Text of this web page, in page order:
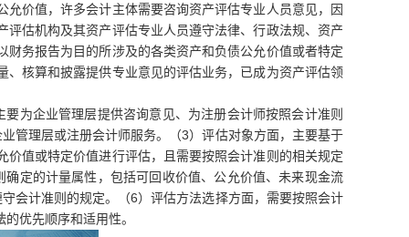
价值，许多会计主体需要咨询资产评估专业人员意见，因
估机构及其资产评估专业人员遵守法律、行政法规、资产
务报告为目的所涉及的各类资产和负债公允价值或者特定
核算和披露提供专业意见的评估业务，已成为资产评估领
为企业管理层提供咨询意见、为注册会计师按照会计准则
管理层或注册会计师服务。（3）评估对象方面，主要基于
值或特定价值进行评估，且需要按照会计准则的相关规定
定的计量属性，包括可回收价值、公允价值、未来现金流
会计准则的规定。（6）评估方法选择方面，需要按照会计
的优先顺序和适用性。